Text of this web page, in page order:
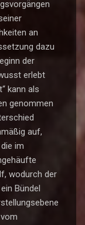
an
dazu
der
erlebt
kann als
genommen
auf,
im
wodurch der
Bündel